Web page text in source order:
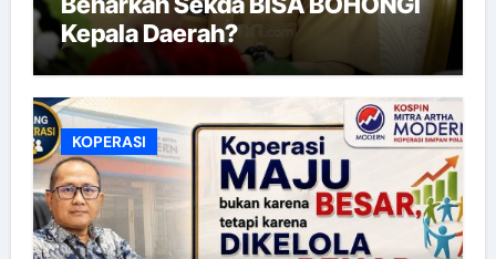
Kepala Daerah?
KOPERASI